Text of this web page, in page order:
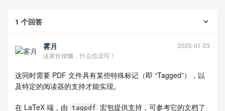
查看更多
1 个回答
雾月
2025-01-23
这家伙很懒，什么也没写！
这同时需要 PDF 文件具有某些特殊标记（即 “Tagged”），以
及特定的阅读器的支持才能实现。
在 LaTeX 端，由 tagpdf
宏包提供支持，可参考它的文档了